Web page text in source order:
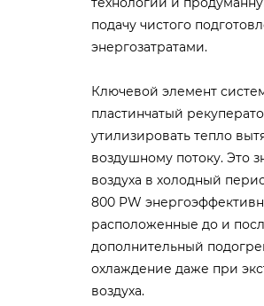
подачу чистого
энергозатратами.
Ключевой элемент
пластинчатый
утилизировать тепло
воздушному потоку. Это
воздуха в холодный
800 PW
расположенные до и
дополнительный
охлаждение даже при
воздуха.